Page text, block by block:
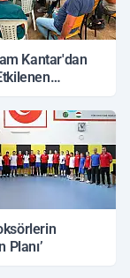
Kantar'dan
Planı’